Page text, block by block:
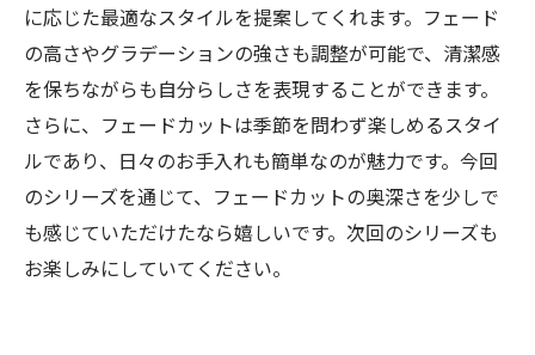
ォーカス
フェードカットで群馬県のスタイルを体現
地元サロンが提案するフェードカットの新
たな流行
に応じた最適なスタイルを提案してくれます。フェード
の高さやグラデーションの強さも調整が可能で、清潔感
を保ちながらも自分らしさを表現することができます。
さらに、フェードカットは季節を問わず楽しめるスタイ
ルであり、日々のお手入れも簡単なのが魅力です。今回
のシリーズを通じて、フェードカットの奥深さを少しで
も感じていただけたなら嬉しいです。次回のシリーズも
お楽しみにしていてください。